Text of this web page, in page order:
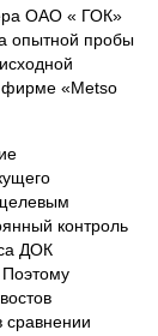
ОАО « ГОК»
опытной пробы
фирме «Metso
контроль
ДОК
сравнении